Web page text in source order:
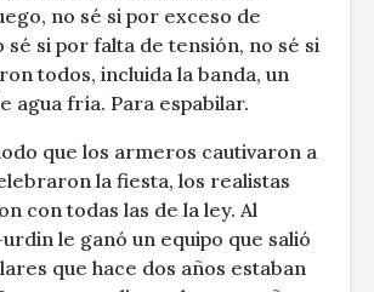
no sé si por exceso de
sé si por falta de tensión, no sé si
todos, incluida la banda, un
agua fría. Para espabilar.
que los armeros cautivaron a
la fiesta, los realistas
con todas las de la ley. Al
le ganó un equipo que salió
que hace dos años estaban